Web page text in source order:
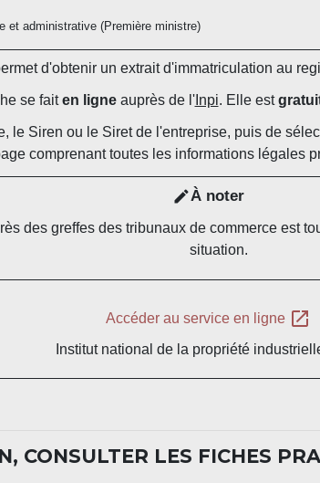
et administrative (Première ministre)
d'obtenir un extrait d'immatriculation au
se faiten ligneauprès de l'Inpi. Elle est
le Siren ou le Siret de l'entreprise, puis de
comprenant toutes les informations légales
editÀ noter
des greffes des tribunaux de commerce est
situation.
Accéder au service en ligne open_in_new
Institut national de la propriété
CONSULTER LES FICHES